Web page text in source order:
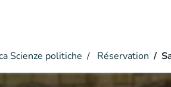
Scienze politiche Réservation